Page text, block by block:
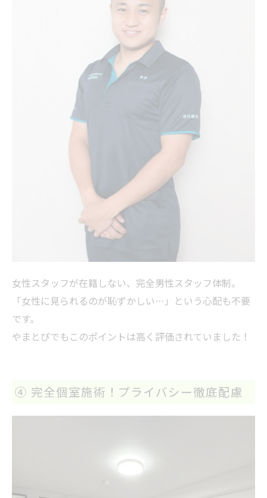
女性スタッフが在籍しない、完全男性スタッフ体制。
「女性に見られるのが恥ずかしい…」という心配も不要
です。
やまとぴでもこのポイントは高く評価されていました！
④ 完全個室施術！プライバシー徹底配慮